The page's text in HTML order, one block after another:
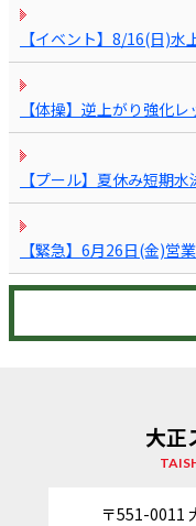
【イベント】8/16(日)水
【体操】逆上がり強化レ
【プール】夏休み短期水
【緊急】6月26日(金)
大正
〒551-0011